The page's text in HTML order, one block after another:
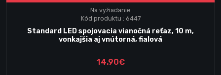
Na vyžiadanie
Kód produktu : 6447
Standard LED spojovacia vianočná reťaz, 10 m,
vonkajšia aj vnútorná, fialová
14.90€